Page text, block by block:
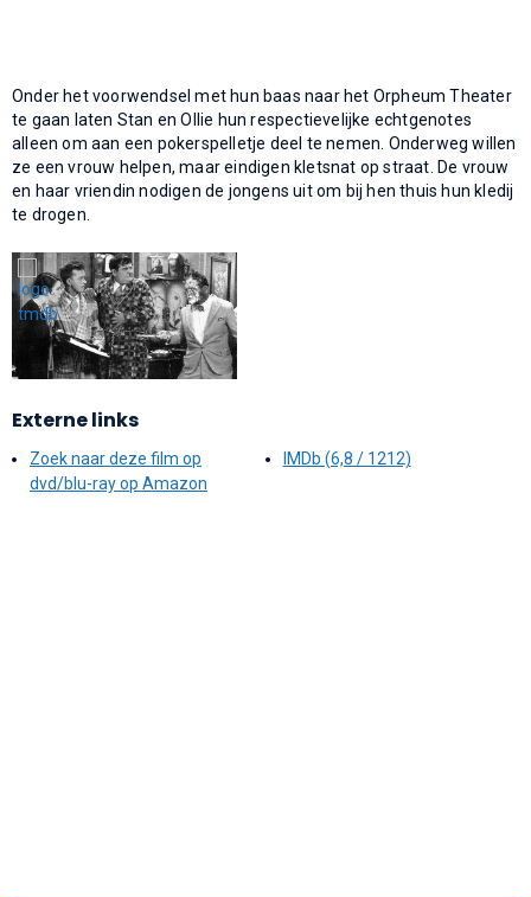
Onder het voorwendsel met hun baas naar het Orpheum Theater
te gaan laten Stan en Ollie hun respectievelijke echtgenotes
alleen om aan een pokerspelletje deel te nemen. Onderweg willen
ze een vrouw helpen, maar eindigen kletsnat op straat. De vrouw
en haar vriendin nodigen de jongens uit om bij hen thuis hun kledij
te drogen.
Externe links
Zoek naar deze film op
dvd/blu-ray op Amazon
IMDb (6,8 / 1212)